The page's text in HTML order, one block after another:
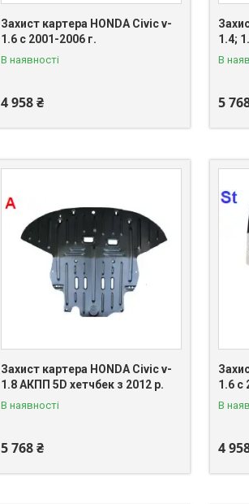
Захист картера HONDA Civic v-
1.6 c 2001-2006 г.
В наявності
4 958 ₴
1.4;
В
5
Захист картера HONDA Civic v-
1.8 АКПП 5D хетчбек з 2012 р.
В наявності
5 768 ₴
1.6 c
В
4